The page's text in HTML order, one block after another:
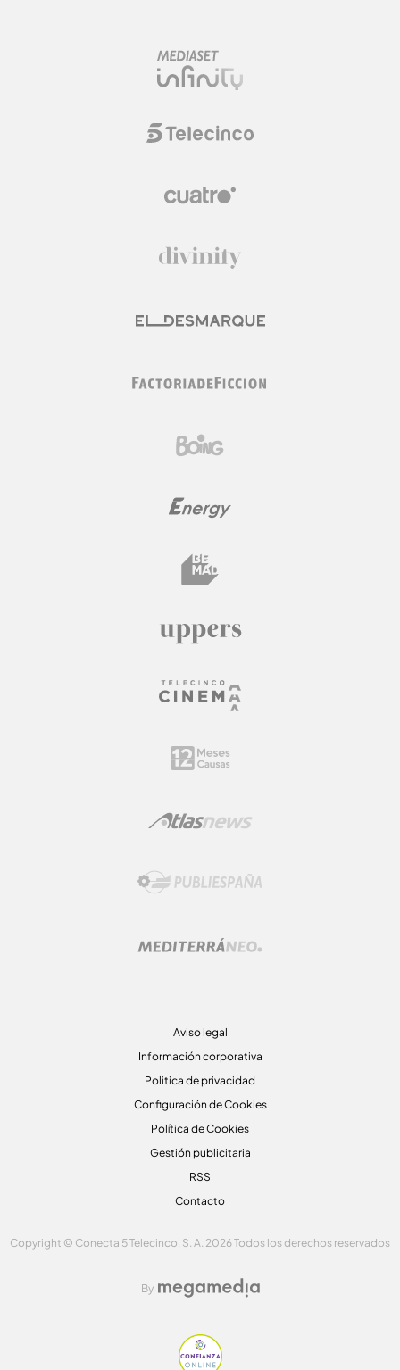
Aviso legal
Información corporativa
Politica de privacidad
Configuración de Cookies
Política de Cookies
Gestión publicitaria
RSS
Contacto
Copyright © Conecta 5 Telecinco, S. A. 2026 Todos los derechos reservados
By